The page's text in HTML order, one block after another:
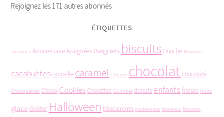
Rejoignez les 171 autres abonnés
ÉTIQUETTES
amandes AnniversaireAraignées Beignets biscuits Brioche Brownies
cacahuètescannelle caramel Chinois chocolat chocolaté
Chouquettes Choux Cookies Crevettes Crumble donuts enfants fraises fruits
glace Goûter Halloween Macarons Madeleines Moelleux Monster